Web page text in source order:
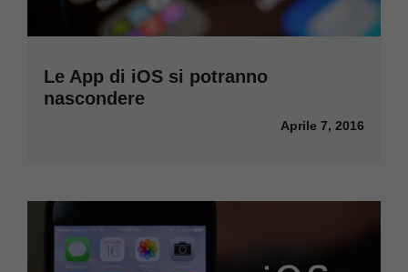
Le App di iOS si potranno
nascondere
Aprile 7, 2016